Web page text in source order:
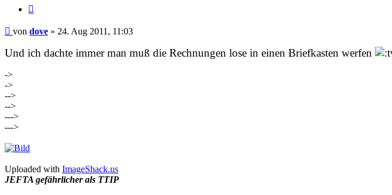
Beitrag
von dove » 24. Aug 2011, 11:03
Und ich dachte immer man muß die Rechnungen lose in einen Briefkasten werfen
->
->
-->
-->
--->
--->
Uploaded with ImageShack.us
JEFTA gefährlicher als TTIP